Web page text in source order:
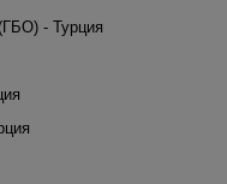
- Турция